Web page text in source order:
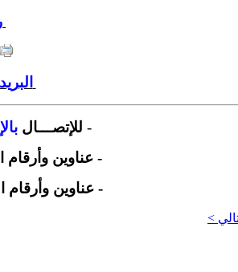
- للإتصـــال
- عناوين
- عناوين وأرقام
>